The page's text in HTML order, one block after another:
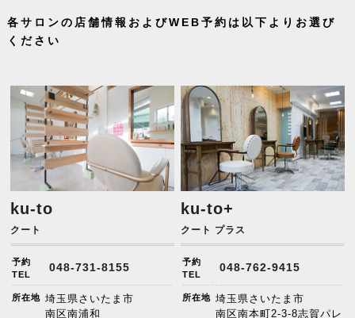
各サロンの店舗情報およびWEB予約は以下よりお選び
ください
ku-to
クート
予約
TEL
048-731-8155
所在地 埼玉県さいたま市
南区南浦和
ku-to+
クート プラス
予約
TEL
048-762-9415
所在地 埼玉県さいたま市
南区南本町2-3-8志賀パレ